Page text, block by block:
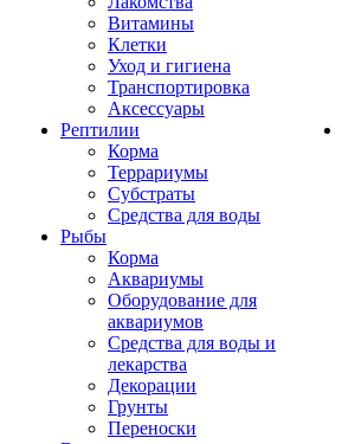
Витамины
Клетки
Уход и гигиена
Транспортировка
Аксессуары
Рептилии
Корма
Террариумы
Субстраты
Средства для воды
Рыбы
Корма
Аквариумы
Оборудование для
аквариумов
Средства для воды и
лекарства
Декорации
Грунты
Переноски